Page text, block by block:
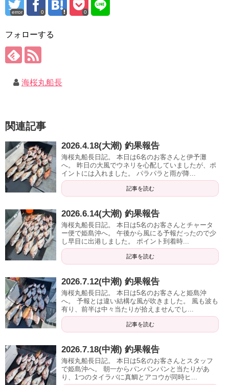
error 0 0
フォローする
海桜丸船長
関連記事
2026.4.18(大潮) 釣果報告
海桜丸船長日記。 本日は6名のお客さんと伊予灘
へ。 昨日の大風でウネリを心配していましたが、ポ
イントには入れました。 パラパラと雨が降...
記事を読む
2026.6.14(大潮) 釣果報告
海桜丸船長日記。 本日は5名のお客さんとチャータ
ー便で姫島沖へ。 午後から風にる予報だったので少
し早目に出港しました。 ポイント到着時...
記事を読む
2026.7.12(中潮) 釣果報告
海桜丸船長日記。 本日は5名のお客さんと姫島沖
へ。 予報とは違い結構な風が吹きました。 風も波も
有り、前半は中々当たりが拾えませんでし...
記事を読む
2026.7.18(中潮) 釣果報告
海桜丸船長日記。 本日は5名のお客さんとスタッフ
で姫島沖へ。 朝一からパンパンパンと当たりがあ
り、1つのタイラバに真鯛とアコウが同時ヒ...